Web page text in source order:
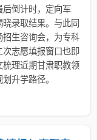
倒计时，定向军
录取结果。与此同
生咨询会，为专科
志愿填报窗口也即
理近期甘肃职教领
升学路径。